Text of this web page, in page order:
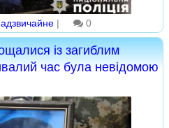
| 0
із загиблим
час була невідомою